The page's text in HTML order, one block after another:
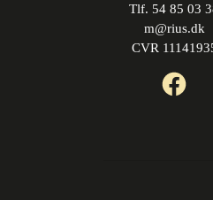
Tlf. 54 85 03
m@rius.dk
CVR